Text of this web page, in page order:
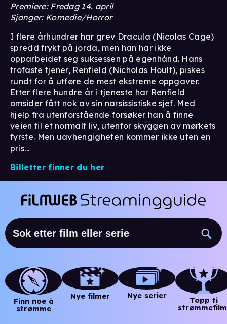
Premiere: Fredag 14. april
Sjanger: Komedie/Horror
I flere århundrer har grev Dracula (Nicolas Cage)
spredd frykt på jorda, men han har ikke
opparbeidet seg suksessen på egenhånd. Hans
trofaste tjener, Renfield (Nicholas Hoult), piskes
rundt for å utføre de mest ekstreme oppgaver.
Etter flere hundre år i tjeneste har Renfield
omsider fått nok av sin narsissistiske sjef. Med
hjelp fra utenforstående forsøker han å finne
veien til et normalt liv, utenfor skyggen av mørkets
fyrste. Men uavhengigheten kommer ikke uten en
pris...
Billetter finner du her
Finn noe å
strømme
Nye filmer Nye serier
Topp ti